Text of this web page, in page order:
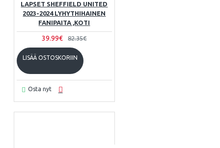
LAPSET SHEFFIELD UNITED
2023-2024 LYHYTHIHAINEN
FANIPAITA ,KOTI
39.99€ 82.35€
LISÄÄ OSTOSKORIIN
Osta nyt